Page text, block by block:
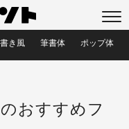
き風 筆書体 ポップ体
おすすめフ